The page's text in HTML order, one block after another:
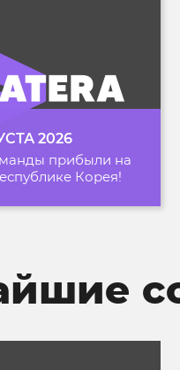
2026
прибыли на
Корея!